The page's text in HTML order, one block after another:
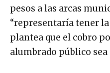
pesos a las arcas
“representaría tener la
plantea que el cobro
alumbrado público sea